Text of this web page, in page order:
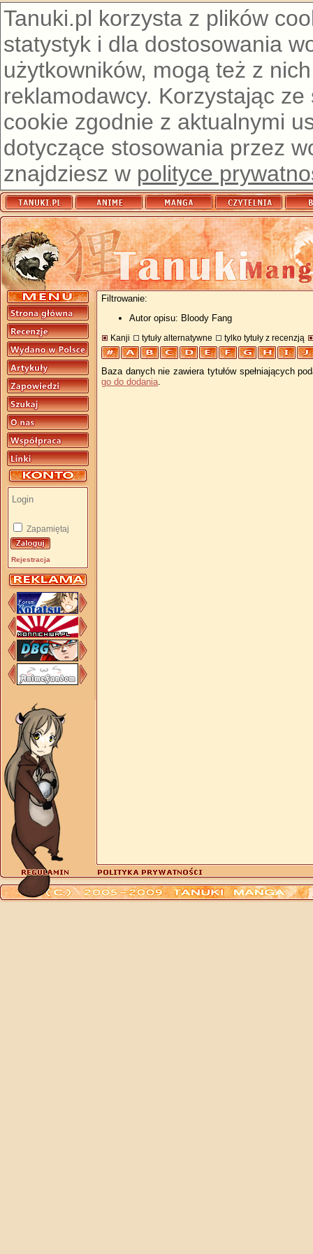
Tanuki.pl korzysta z plików
statystyk i dla dostosowania
użytkowników, mogą też z
reklamodawcy. Korzystając
cookie zgodnie z aktualnymi
dotyczące stosowania przez
znajdziesz w polityce
Zapamiętaj
Rejestracja
Filtrowanie:
Autor opisu: Bloody Fang
Kanji tytuły alternatywne tylko tytuły z recenzją
Baza danych nie zawiera tytułów spełniających
go do dodania.